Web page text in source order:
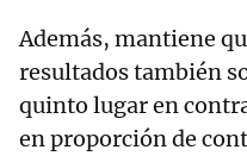
Además, mantiene
resultados también
quinto lugar en
en proporción de